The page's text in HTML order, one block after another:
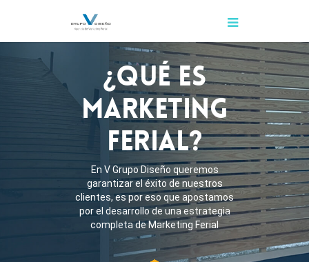
¿QUÉ ES
MARKETING
FERIAL?
En V Grupo Diseño queremos
garantizar el éxito de nuestros
clientes, es por eso que apostamos
por el desarrollo de una estrategia
completa de Marketing Ferial